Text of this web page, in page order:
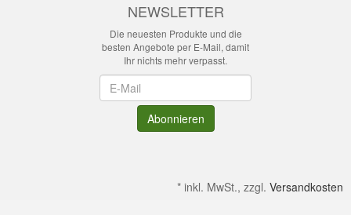
NEWSLETTER
Die neuesten Produkte und die
besten Angebote per E-Mail, damit
Ihr nichts mehr verpasst.
Abonnieren
* inkl. MwSt., zzgl. Versandkosten